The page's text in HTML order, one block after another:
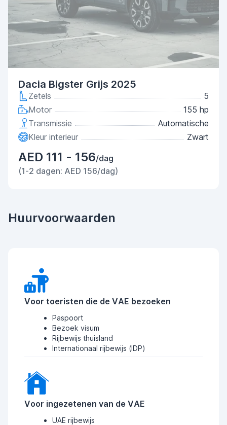
Dacia Bigster Grijs 2025
Zetels
5
Motor
155 hp
Transmissie
Automatische
Kleur interieur
Zwart
AED 111 - 156/dag
(1-2 dagen: AED 156/dag)
Huurvoorwaarden
Voor toeristen die de VAE bezoeken
Paspoort
Bezoek visum
Rijbewijs thuisland
Internationaal rijbewijs (IDP)
Voor ingezetenen van de VAE
UAE rijbewijs